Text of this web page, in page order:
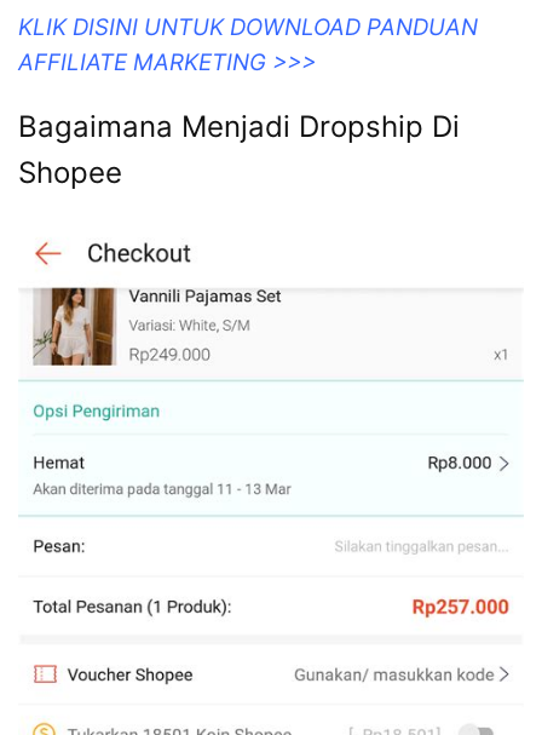
KLIK DISINI UNTUK DOWNLOAD PANDUAN
AFFILIATE MARKETING >>>
Bagaimana Menjadi Dropship Di
Shopee